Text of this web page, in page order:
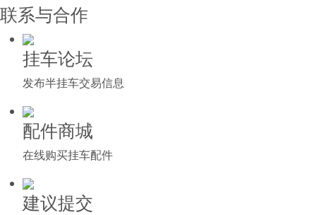
联系与合作
挂车论坛
发布半挂车交易信息
配件商城
在线购买挂车配件
建议提交